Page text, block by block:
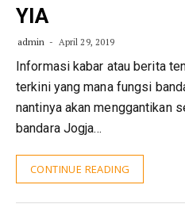
YIA
admin April 29, 2019
Informasi kabar atau berita
terkini yang mana fungsi
nantinya akan menggantikan
bandara Jogja…
CONTINUE READING